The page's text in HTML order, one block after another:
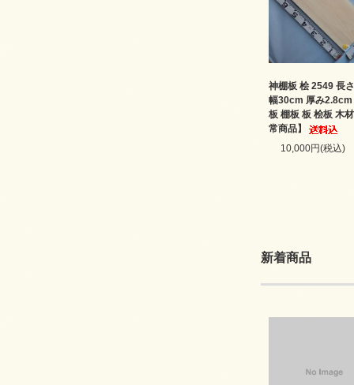
神棚板 桧 2549 長
幅30cm 厚み2.8cm
板 棚板 板 桧板 木
常商品】
10,000円(税込)
新着商品